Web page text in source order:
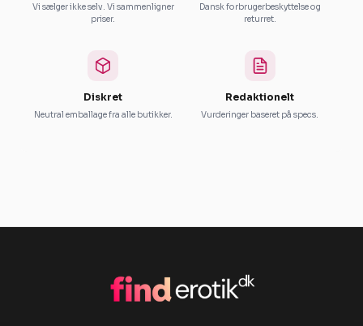
Vi sælger ikke selv. Vi sammenligner
priser.
Dansk forbrugerbeskyttelse og
returret.
Diskret
Neutral emballage fra alle butikker.
Redaktionelt
Vurderinger baseret på specs.